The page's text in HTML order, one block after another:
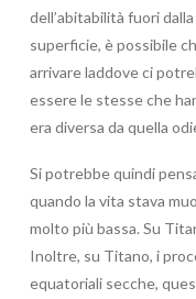
dell’abitabilità fuori
superficie, è possibile
arrivare laddove ci
essere le stesse che
era diversa da quella
Si potrebbe quindi
quando la vita stava
molto più bassa. Su
Inoltre, su Titano, i
equatoriali secche,